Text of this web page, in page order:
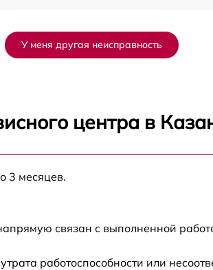
У меня другая неисправность
центра в
3 месяцев.
связан с выполненной
работоспособности или